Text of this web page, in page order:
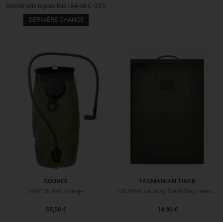
Dernier prix le plus bas : 84,90 € -25%
DERNIÈRE CHANCE
SOURCE
WXP 3L IRR Foliage
55,90 €
TASMANIAN TIGER
TACWRK Laundry Mesh Bag Heavy Oliv
14,90 €